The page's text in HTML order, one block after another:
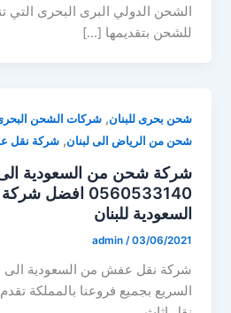
الشحن الدولي البرى البحرى التي
للشحن بتقديمها […]
شحن بحرى للبنان,شركات الشحن
شحن من الرياض الى لبنان,شركة نقل
شركة شحن من السعودية الى
0560533140
السعودية للبنان
admin /03/06/2021
شركة نقل عفش من السعودية الى
السريع بجميع فروعنا بالمملكة